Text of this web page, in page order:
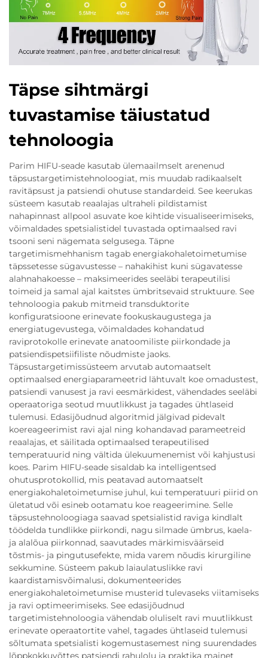
Täpse sihtmärgi
tuvastamise täiustatud
tehnoloogia
Parim HIFU-seade kasutab ülemaailmselt arenenud
täpsustargetimistehnoloogiat, mis muudab radikaalselt
ravitäpsust ja patsiendi ohutuse standardeid. See keerukas
süsteem kasutab reaalajas ultraheli pildistamist
nahapinnast allpool asuvate koe kihtide visualiseerimiseks,
võimaldades spetsialistidel tuvastada optimaalsed ravi
tsooni seni nägemata selgusega. Täpne
targetimismehhanism tagab energiakohaletoimetumise
täpssetesse sügavustesse – nahakihist kuni sügavatesse
alahnahakoesse – maksimeerides seeläbi terapeutilisi
toimeid ja samal ajal kaitstes ümbritsevaid struktuure. See
tehnoloogia pakub mitmeid transduktorite
konfiguratsioone erinevate fookuskaugustega ja
energiatugevustega, võimaldades kohandatud
raviprotokolle erinevate anatoomiliste piirkondade ja
patsiendispetsiifiliste nõudmiste jaoks.
Täpsustargetimissüsteem arvutab automaatselt
optimaalsed energiaparameetrid lähtuvalt koe omadustest,
patsiendi vanusest ja ravi eesmärkidest, vähendades seeläbi
operaatoriga seotud muutlikkust ja tagades ühtlaseid
tulemusi. Edasijõudnud algoritmid jälgivad pidevalt
koereageerimist ravi ajal ning kohandavad parameetreid
reaalajas, et säilitada optimaalsed terapeutilised
temperatuurid ning vältida ülekuumenemist või kahjustusi
koes. Parim HIFU-seade sisaldab ka intelligentsed
ohutusprotokollid, mis peatavad automaatselt
energiakohaletoimetumise juhul, kui temperatuuri piirid on
ületatud või esineb ootamatu koe reageerimine. Selle
täpsustehnoloogiaga saavad spetsialistid raviga kindlalt
töödelda tundlikke piirkondi, nagu silmade ümbrus, kaela-
ja alalõua piirkonnad, saavutades märkimisväärseid
tõstmis- ja pingutusefekte, mida varem nõudis kirurgiline
sekkumine. Süsteem pakub laiaulatuslikke ravi
kaardistamisvõimalusi, dokumenteerides
energiakohaletoimetumise musterid tulevaseks viitamiseks
ja ravi optimeerimiseks. See edasijõudnud
targetimistehnoloogia vähendab oluliselt ravi muutlikkust
erinevate operaatortite vahel, tagades ühtlaseid tulemusi
sõltumata spetsialisti kogemustasemest ning suurendades
lõppkokkuvõttes patsiendi rahulolu ja praktika mainet